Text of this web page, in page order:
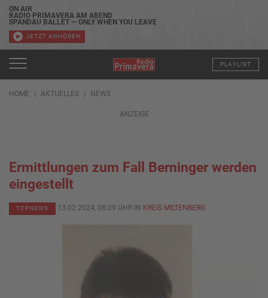
ON AIR
RADIO PRIMAVERA AM ABEND
SPANDAU BALLET — ONLY WHEN YOU LEAVE
JETZT ANHÖREN
PLAYLIST
HOME AKTUELLES NEWS
ANZEIGE
Ermittlungen zum Fall Berninger werden
eingestellt
TOPNEWS 13.02.2024, 08:09 UHR IN KREIS MILTENBERG